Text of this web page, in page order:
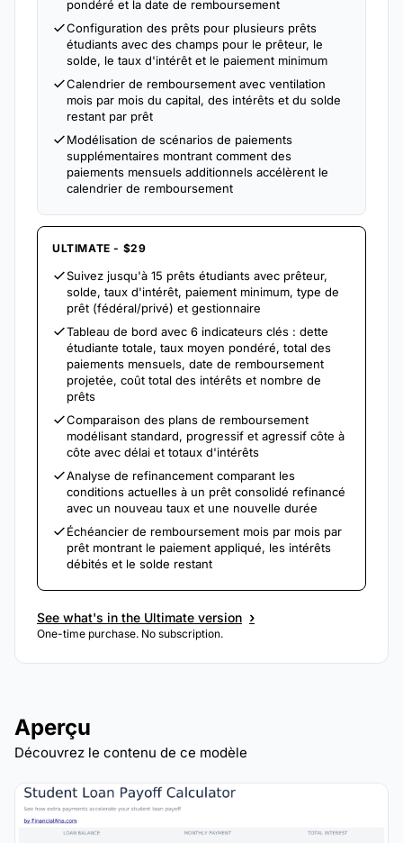
pondéré et la date de remboursement
Configuration des prêts pour plusieurs prêts
étudiants avec des champs pour le prêteur, le
solde, le taux d'intérêt et le paiement minimum
Calendrier de remboursement avec ventilation
mois par mois du capital, des intérêts et du solde
restant par prêt
Modélisation de scénarios de paiements
supplémentaires montrant comment des
paiements mensuels additionnels accélèrent le
calendrier de remboursement
ULTIMATE - $29
Suivez jusqu'à 15 prêts étudiants avec prêteur,
solde, taux d'intérêt, paiement minimum, type de
prêt (fédéral/privé) et gestionnaire
Tableau de bord avec 6 indicateurs clés : dette
étudiante totale, taux moyen pondéré, total des
paiements mensuels, date de remboursement
projetée, coût total des intérêts et nombre de
prêts
Comparaison des plans de remboursement
modélisant standard, progressif et agressif côte à
côte avec délai et totaux d'intérêts
Analyse de refinancement comparant les
conditions actuelles à un prêt consolidé refinancé
avec un nouveau taux et une nouvelle durée
Échéancier de remboursement mois par mois par
prêt montrant le paiement appliqué, les intérêts
débités et le solde restant
See what's in the Ultimate version ›
One-time purchase. No subscription.
Aperçu
Découvrez le contenu de ce modèle